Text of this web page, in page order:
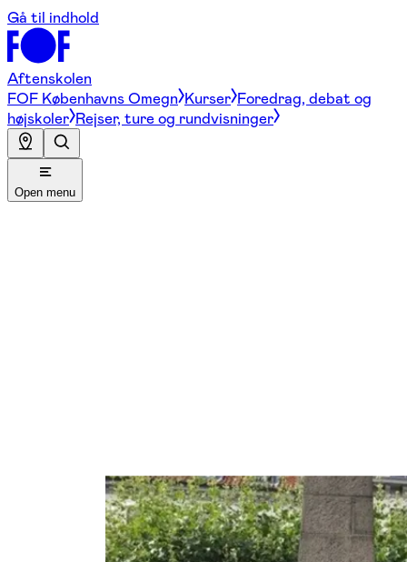
Gå til indhold
Aftenskolen
FOF Københavns Omegn Kurser Foredrag, debat og
højskoler Rejser, ture og rundvisninger
Open menu